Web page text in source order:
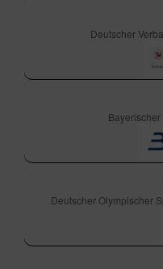
Deutscher
Deutscher Olympischer